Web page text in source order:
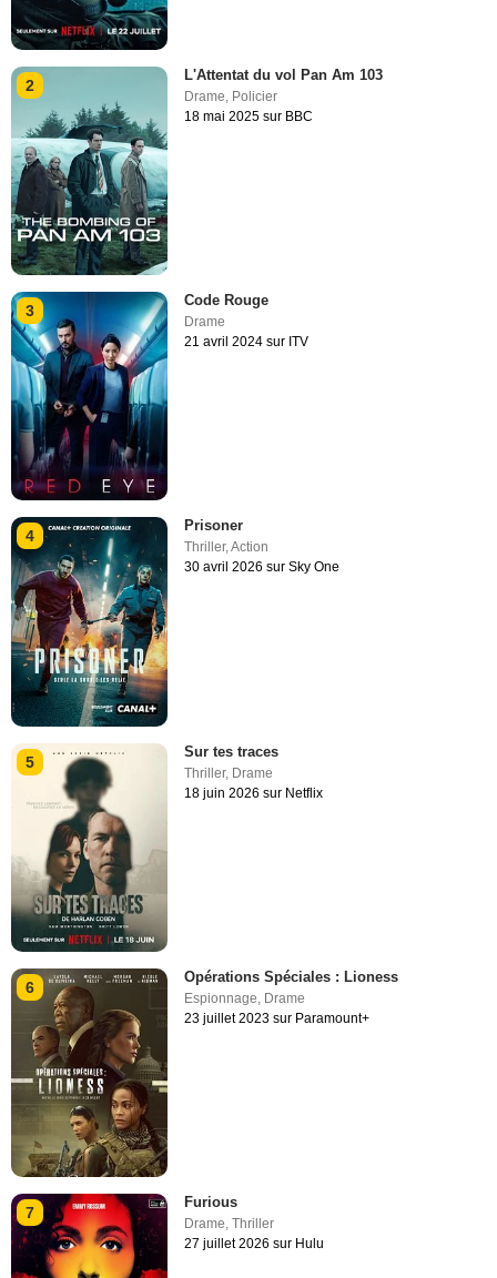
2
L'Attentat du vol Pan Am 103
Drame Policier
18 mai 2025 sur BBC
3
Code Rouge
Drame
21 avril 2024 sur ITV
4
Prisoner
Thriller,Action
30 avril 2026 sur Sky One
5
Sur tes traces
Thriller, Drame
18 juin 2026 sur Netflix
6
Opérations Spéciales : Lioness
Espionnage, Drame
23 juillet 2023 sur Paramount+
7
Furious
Drame,Thriller
27 juillet 2026 sur Hulu